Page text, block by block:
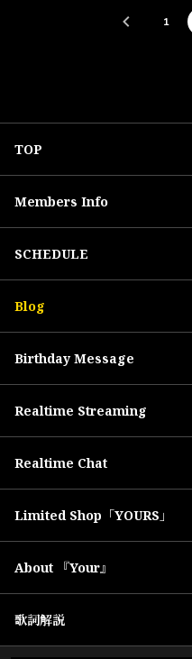
1
TOP
Members Info
SCHEDULE
Blog
Birthday Message
Realtime Streaming
Realtime Chat
Limited Shop「YOURS」
About 『Your』
歌詞解説